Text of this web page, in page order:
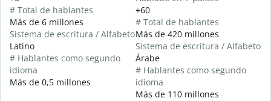
# Total de hablantes
Más de 6 millones
Sistema de escritura / Alfabeto
Latino
# Hablantes como segundo
idioma
Más de 0,5 millones
+60
# Total de hablantes
Más de 420 millones
Sistema de escritura / Alfabeto
Árabe
# Hablantes como segundo
idioma
Más de 110 millones